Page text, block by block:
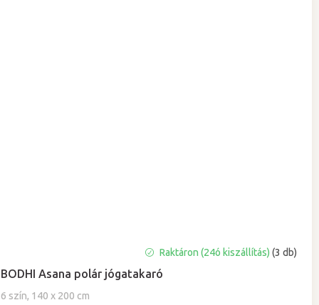
BODHI Asana polár jógatakaró
6 szín, 140 x 200 cm
átlagos
értékelése
Raktáron (24ó kiszállítás)(3 db)